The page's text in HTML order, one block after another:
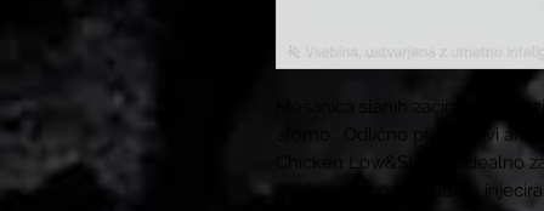
Mešanica slanih začimb z
aromo. Odlično pri pripravi
Chicken Low&Slow in idealno
Lahko se uporabi tudi za